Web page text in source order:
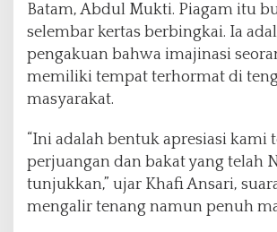
Batam, Abdul Mukti. Piagam itu
selembar kertas berbingkai. Ia
pengakuan bahwa imajinasi
memiliki tempat terhormat di
masyarakat.
“Ini adalah bentuk apresiasi kami
perjuangan dan bakat yang telah
tunjukkan,” ujar Khafi Ansari,
mengalir tenang namun penuh